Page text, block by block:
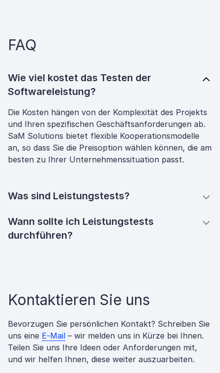
FAQ
Wie viel kostet das Testen der
Softwareleistung?
Die Kosten hängen von der Komplexität des Projekts
und Ihren spezifischen Geschäftsanforderungen ab.
SaM Solutions bietet flexible Kooperationsmodelle
an, so dass Sie die Preisoption wählen können, die am
besten zu Ihrer Unternehmenssituation passt.
Was sind Leistungstests?
Wann sollte ich Leistungstests
durchführen?
Kontaktieren Sie uns
Bevorzugen Sie persönlichen Kontakt? Schreiben Sie
uns eine E-Mail – wir melden uns in Kürze bei Ihnen.
Teilen Sie uns Ihre Ideen oder Anforderungen mit,
und wir helfen Ihnen, diese weiter auszuarbeiten.